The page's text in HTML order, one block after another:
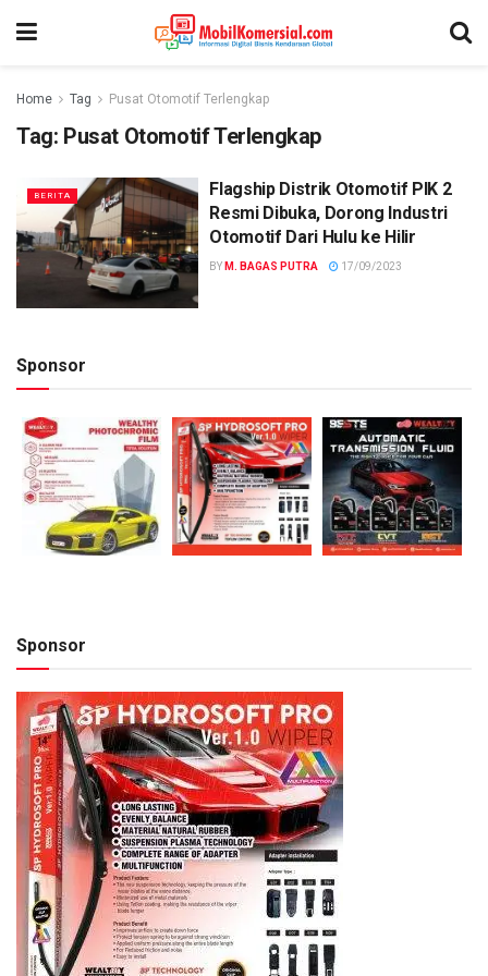
Home Tag Pusat Otomotif Terlengkap
Tag: Pusat Otomotif Terlengkap
BERITA
Flagship Distrik Otomotif PIK 2
Resmi Dibuka, Dorong Industri
Otomotif Dari Hulu ke Hilir
BY M. BAGAS PUTRA 17/09/2023
Sponsor
Sponsor